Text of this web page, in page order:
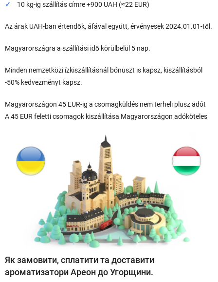
10 kg-ig szállítás címre +900 UAH (≈22 EUR)
Az árak UAH-ban értendők, áfával együtt, érvényesek 2024.01.01-től.
Magyarországra a szállítási idő körülbelül 5 nap.
Minden nemzetközi ízkiszállításnál bónuszt is kapsz, kiszállításból
-50% kedvezményt kapsz.
Magyarországon 45 EUR-ig a csomagküldés nem terheli plusz adót
A 45 EUR feletti csomagok kiszállítása Magyarországon adóköteles
Як замовити, сплатити та доставити
ароматизатори Ареон до Угорщини.